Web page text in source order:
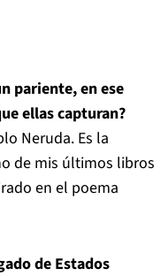
pariente, en ese
ellas capturan?
Neruda. Es la
de mis últimos libros
en el poema
de Estados